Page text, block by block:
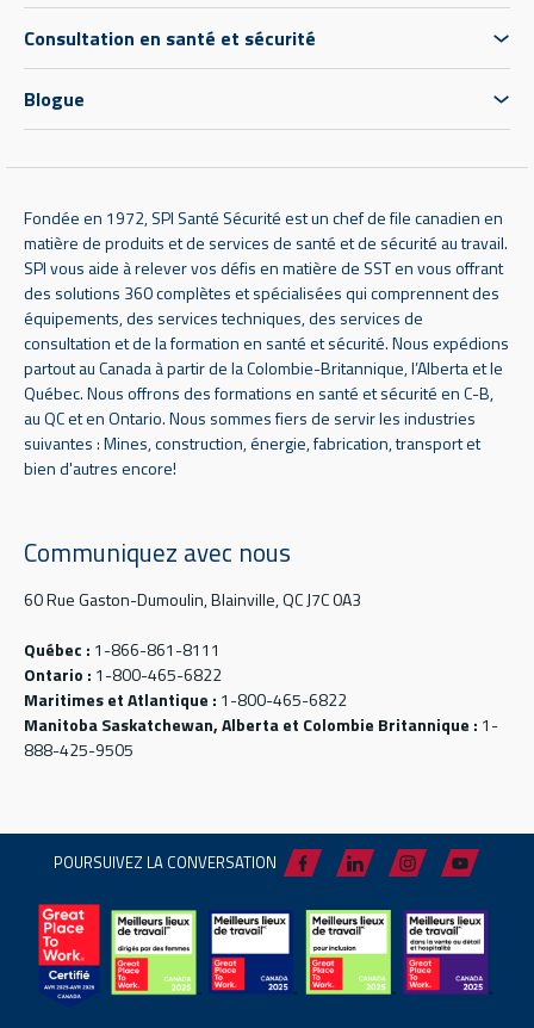
Consultation en santé et sécurité
Blogue
Fondée en 1972, SPI Santé Sécurité est un chef de file canadien en
matière de produits et de services de santé et de sécurité au travail.
SPI vous aide à relever vos défis en matière de SST en vous offrant
des solutions 360 complètes et spécialisées qui comprennent des
équipements, des services techniques, des services de
consultation et de la formation en santé et sécurité. Nous expédions
partout au Canada à partir de la Colombie-Britannique, l’Alberta et le
Québec. Nous offrons des formations en santé et sécurité en C-B,
au QC et en Ontario. Nous sommes fiers de servir les industries
suivantes : Mines, construction, énergie, fabrication, transport et
bien d'autres encore!
Communiquez avec nous
60 Rue Gaston-Dumoulin, Blainville, QC J7C 0A3
Québec : 1-866-861-8111
Ontario : 1-800-465-6822
Maritimes et Atlantique : 1-800-465-6822
Manitoba Saskatchewan, Alberta et Colombie Britannique : 1-
888-425-9505
POURSUIVEZ LA CONVERSATION